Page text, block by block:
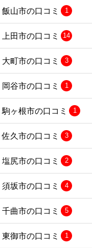
飯山市の口コミ 1
上田市の口コミ 14
大町市の口コミ 3
岡谷市の口コミ 1
駒ヶ根市の口コミ 1
佐久市の口コミ 3
塩尻市の口コミ 2
須坂市の口コミ 4
千曲市の口コミ 5
東御市の口コミ 1